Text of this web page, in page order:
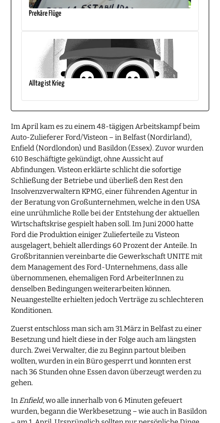
Prekäre Flüge
Alltag ist Krieg
Im April kam es zu einem 48-tägigen Arbeitskampf beim
Auto-Zulieferer Ford/Visteon – in Belfast (Nordirland),
Enfield (Nordlondon) und Basildon (Essex). Zuvor wurden
610 Beschäftigte gekündigt, ohne Aussicht auf
Abfindungen. Visteon erklärte schlicht die sofortige
Schließung der Betriebe und überließ den Rest den
Insolvenzverwaltern KPMG, einer führenden Agentur in
der Beratung von Großunternehmen, welche in den USA
eine unrühmliche Rolle bei der Entstehung der aktuellen
Wirtschaftskrise gespielt haben soll. Im Juni 2000 hatte
Ford die Produktion einiger Zulieferteile zu Visteon
ausgelagert, behielt allerdings 60 Prozent der Anteile. In
Großbritannien vereinbarte die Gewerkschaft UNITE mit
dem Management des Ford-Unternehmens, dass alle
übernommenen, ehemaligen Ford ArbeiterInnen zu
denselben Bedingungen weiterarbeiten können.
Neuangestellte erhielten jedoch Verträge zu schlechteren
Konditionen.
Zuerst entschloss man sich am 31.März in Belfast zu einer
Besetzung und hielt diese in der Folge auch am längsten
durch. Zwei Verwalter, die zu Beginn partout bleiben
wollten, wurden in ein Büro gesperrt und konnten erst
nach 36 Stunden ohne Essen davon überzeugt werden zu
gehen.
InEnfield, wo alle innerhalb von 6 Minuten gefeuert
wurden, begann die Werkbesetzung – wie auch in Basildon